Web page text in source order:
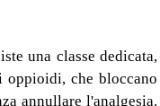
una classe dedicata,
che bloccano
annullare l'analgesia.